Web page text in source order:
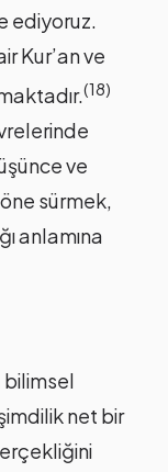
ediyoruz.
Kur’an ve
(18)
ve
sürmek,
anlamına
bilimsel
net bir